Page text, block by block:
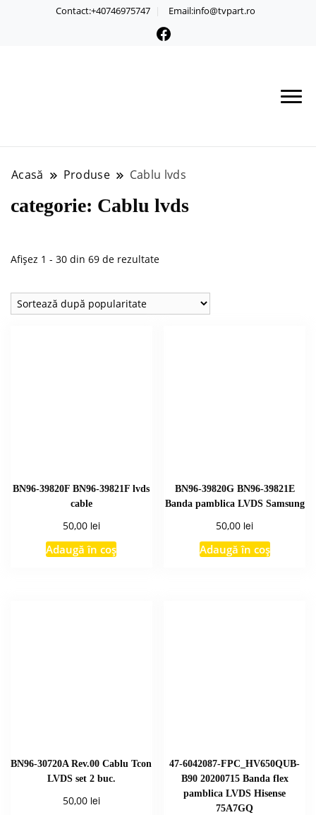
Contact:+40746975747 Email:info@tvpart.ro
Acasă Produse Cablu lvds
categorie: Cablu lvds
Afișez 1 - 30 din 69 de rezultateSortat
popularitate
BN96-39820F BN96-39821F lvds
cable
50,00 lei
Adaugă în coș
BN96-39820G BN96-39821E
Banda pamblica LVDS Samsung
50,00 lei
Adaugă în coș
BN96-30720A Rev.00 Cablu Tcon
LVDS set 2 buc.
50,00 lei
47-6042087-FPC_HV650QUB-
B90 20200715 Banda flex
pamblica LVDS Hisense
75A7GQ